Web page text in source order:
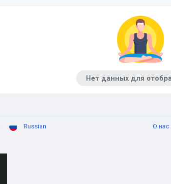
Нет данных для
Russian О нас